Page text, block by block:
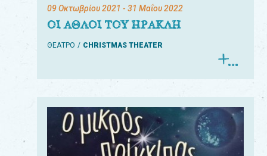
09 Οκτωβρίου 2021 - 31 Μαΐου 2022
ΟΙ ΑΘΛΟΙ ΤΟΥ ΗΡΑΚΛΗ
ΘΕΑΤΡΟ CHRISTMAS THEATER